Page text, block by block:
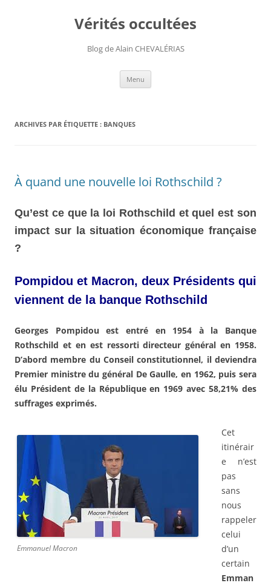
Vérités occultées
Blog de Alain CHEVALÉRIAS
Menu
ARCHIVES PAR ÉTIQUETTE : BANQUES
À quand une nouvelle loi Rothschild ?
Qu’est ce que la loi Rothschild et quel est son
impact sur la situation économique française
?
Pompidou et Macron, deux Présidents qui
viennent de la banque Rothschild
Georges Pompidou est entré en 1954 à la Banque
Rothschild et en est ressorti directeur général en 1958.
D’abord membre du Conseil constitutionnel, il deviendra
Premier ministre du général De Gaulle, en 1962, puis sera
élu Président de la République en 1969 avec 58,21% des
suffrages exprimés.
Emmanuel Macron
Cet
itinérair
e n’est
pas
sans
nous
rappeler
celui
d’un
certain
Emman